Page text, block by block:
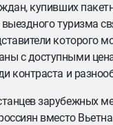
купивших
туризма
которого
с доступными
контраста и
зарубежных
вместо